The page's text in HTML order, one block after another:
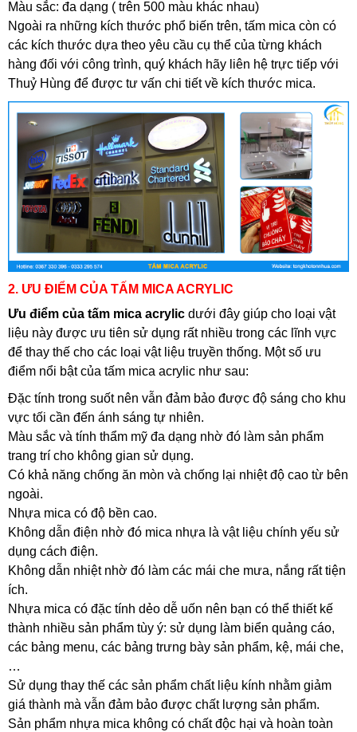
Màu sắc: đa dạng ( trên 500 màu khác nhau)
Ngoài ra những kích thước phổ biến trên, tấm mica còn có
các kích thước dựa theo yêu cầu cụ thể của từng khách
hàng đối với công trình, quý khách hãy liên hệ trực tiếp với
Thuỷ Hùng để được tư vấn chi tiết về kích thước mica.
2. ƯU ĐIỂM CỦA TẤM MICA ACRYLIC
Ưu điểm của tấm mica acrylic dưới đây giúp cho loại vật
liệu này được ưu tiên sử dụng rất nhiều trong các lĩnh vực
để thay thế cho các loại vật liệu truyền thống. Một số ưu
điểm nổi bật của tấm mica acrylic như sau:
Đặc tính trong suốt nên vẫn đảm bảo được độ sáng cho khu
vực tối cần đến ánh sáng tự nhiên.
Màu sắc và tính thẩm mỹ đa dạng nhờ đó làm sản phẩm
trang trí cho không gian sử dụng.
Có khả năng chống ăn mòn và chống lại nhiệt độ cao từ bên
ngoài.
Nhựa mica có độ bền cao.
Không dẫn điện nhờ đó mica nhựa là vật liệu chính yếu sử
dụng cách điện.
Không dẫn nhiệt nhờ đó làm các mái che mưa, nắng rất tiện
ích.
Nhựa mica có đặc tính dẻo dễ uốn nên bạn có thể thiết kế
thành nhiều sản phẩm tùy ý: sử dụng làm biển quảng cáo,
các bảng menu, các bảng trưng bày sản phẩm, kệ, mái che,
…
Sử dụng thay thế các sản phẩm chất liệu kính nhằm giảm
giá thành mà vẫn đảm bảo được chất lượng sản phẩm.
Sản phẩm nhựa mica không có chất độc hại và hoàn toàn